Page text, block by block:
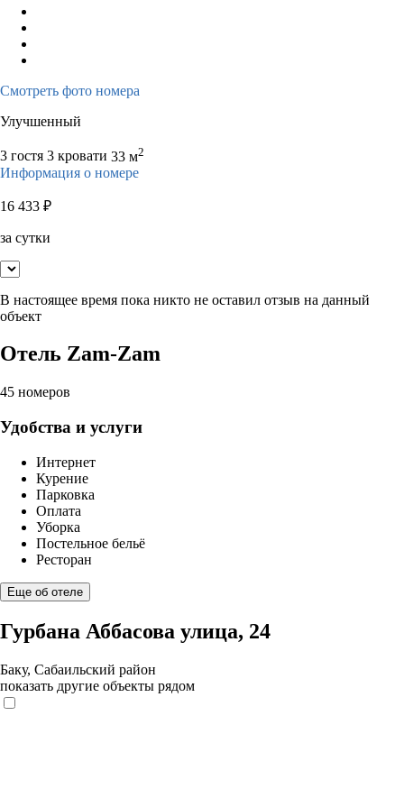
Смотреть фото номера
Улучшенный
3 гостя 3 кровати 33 м2
Информация о номере
16 433 ₽
за сутки
В настоящее время пока никто не оставил отзыв на данный
объект
Отель Zam-Zam
45 номеров
Удобства и услуги
Интернет
Курение
Парковка
Оплата
Уборка
Постельное бельё
Ресторан
Еще об отеле
Гурбана Аббасова улица, 24
Баку, Сабаильский район
показать другие объекты рядом